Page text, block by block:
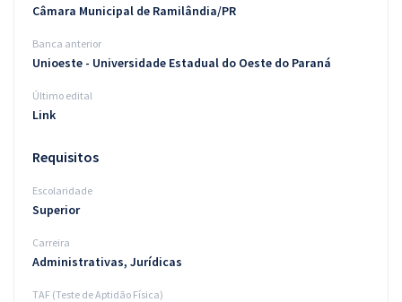
Blog
Aprovados
Atendimento
Câmara Municipal de Ramilândia/PR
Banca anterior
Unioeste - Universidade Estadual do Oeste do Paraná
Último edital
Link
Requisitos
Escolaridade
Superior
Carreira
Administrativas, Jurídicas
TAF (Teste de Aptidão Física)